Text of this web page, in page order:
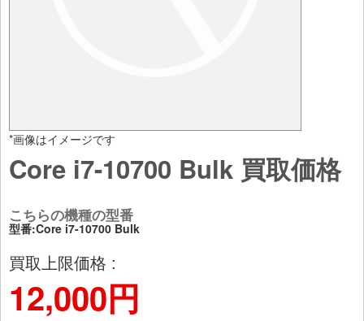
*画像はイメージです
Core i7-10700 Bulk 買取価格
こちらの機種の型番
型番:Core i7-10700 Bulk
買取上限価格 :
12,000円